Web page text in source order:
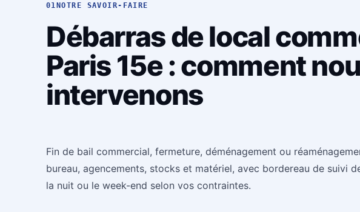
01 NOTRE SAVOIR-FAIRE
Débarras de local
Paris 15e : comment
intervenons
Fin de bail commercial, fermeture, déménagement ou
bureau, agencements, stocks et matériel, avec bordereau de suivi
la nuit ou le week-end selon vos contraintes.